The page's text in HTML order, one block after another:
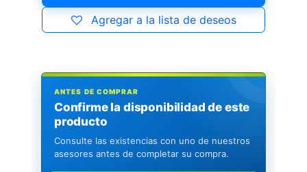
Agregar a la lista de deseos
ANTES DE COMPRAR
Confirme la disponibilidad de este
producto
Consulte las existencias con uno de nuestros
asesores antes de completar su compra.